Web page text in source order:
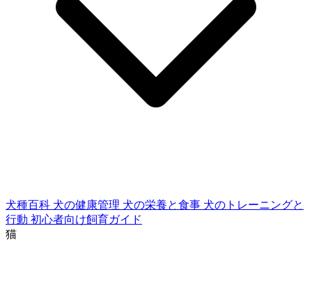
犬種百科 犬の健康管理 犬の栄養と食事 犬のトレーニングと
行動 初心者向け飼育ガイド
猫